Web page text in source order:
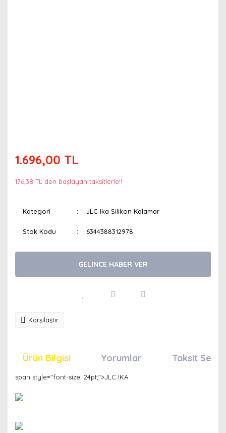
1.696,00 TL
176,38 TL den başlayan taksitlerle!!
Kategori JLC Ika Silikon Kalamar
Stok Kodu 6344388312978
GELİNCE HABER VER
Karşılaştır
Ürün Bilgisi Yorumlar Taksit
span style="font-size: 24pt;">JLC IKA